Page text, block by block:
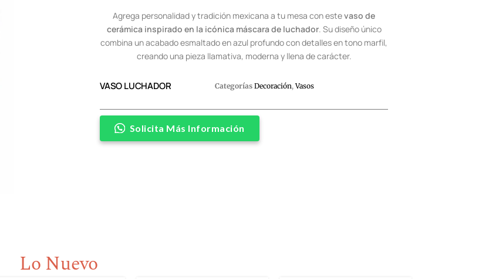
Agrega personalidad y tradición mexicana a tu mesa con estevaso de
cerámica inspirado en la icónica máscara de luchador. Su diseño único
combina un acabado esmaltado en azul profundo con detalles en tono marfil,
creando una pieza llamativa, moderna y llena de carácter.
VASO LUCHADOR Categorías Decoración,Vasos
Solicita Más Información
Lo Nuevo